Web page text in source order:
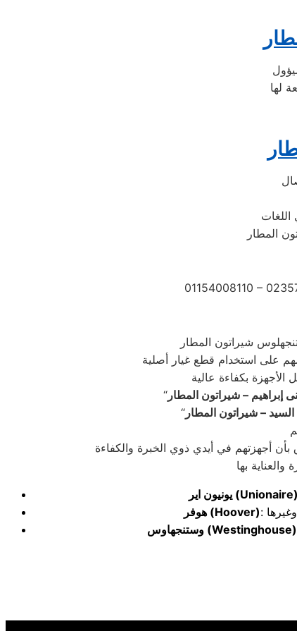
المطار
01154008110 –
إبراهيم – شيراتون المطار
– شيراتون المطار
بأن أجهزتهم في أيدي ذوي الخبرة والكفاءة
يونيون اير(Unionaire)
هوفر (Hoover)
وستنجهاوس (Westinghouse)